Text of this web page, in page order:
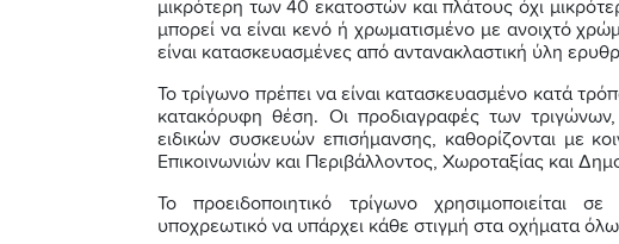
μικρότερη των 40 εκατοστών και πλάτους όχι
μπορεί να είναι κενό ή χρωματισμένο με ανοιχτό
είναι κατασκευασμένες από αντανακλαστική ύλη
Το τρίγωνο πρέπει να είναι κατασκευασμένο κατά
κατακόρυφη θέση. Οι προδιαγραφές των
ειδικών συσκευών επισήμανσης, καθορίζονται με
Επικοινωνιών και Περιβάλλοντος, Χωροταξίας και
Το προειδοποιητικό τρίγωνο χρησιμοποιείται
υποχρεωτικό να υπάρχει κάθε στιγμή στα οχήματα